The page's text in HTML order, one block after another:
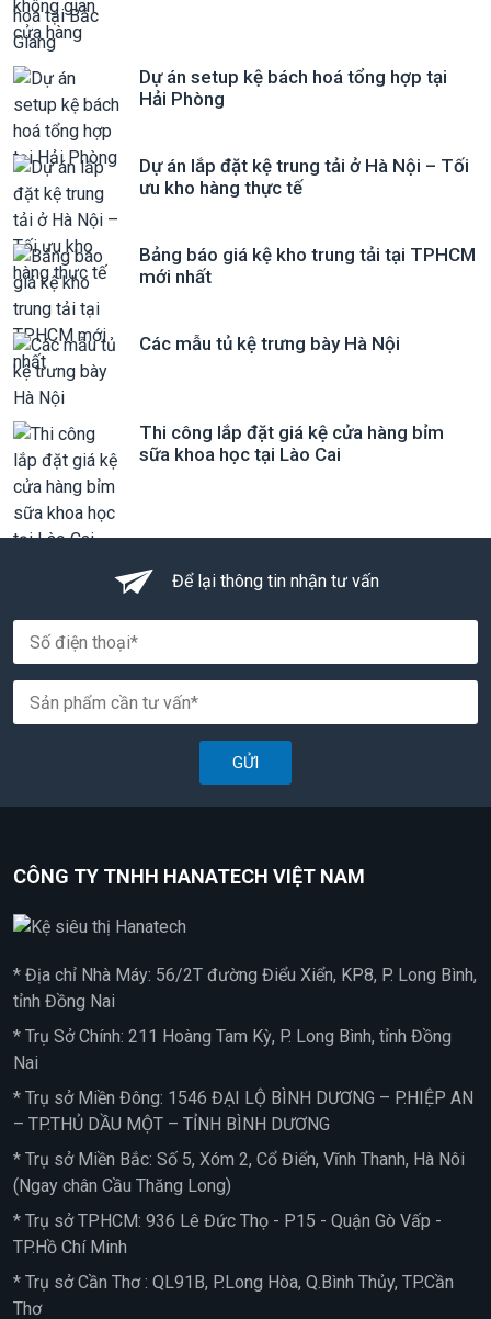
Dự án setup kệ bách hoá tổng hợp tại
Hải Phòng
Dự án lắp đặt kệ trung tải ở Hà Nội – Tối
ưu kho hàng thực tế
Bảng báo giá kệ kho trung tải tại TPHCM
mới nhất
Các mẫu tủ kệ trưng bày Hà Nội
Thi công lắp đặt giá kệ cửa hàng bỉm
sữa khoa học tại Lào Cai
Để lại thông tin nhận tư vấn
GỬI
CÔNG TY TNHH HANATECH VIỆT NAM
* Địa chỉ Nhà Máy: 56/2T đường Điểu Xiển, KP8, P. Long Bình,
tỉnh Đồng Nai
* Trụ Sở Chính: 211 Hoàng Tam Kỳ, P. Long Bình, tỉnh Đồng
Nai
* Trụ sở Miền Đông: 1546 ĐẠI LỘ BÌNH DƯƠNG – P.HIỆP AN
– TP.THỦ DẦU MỘT – TỈNH BÌNH DƯƠNG
* Trụ sở Miền Bắc: Số 5, Xóm 2, Cổ Điển, Vĩnh Thanh, Hà Nôi
(Ngay chân Cầu Thăng Long)
* Trụ sở TPHCM: 936 Lê Đức Thọ - P15 - Quận Gò Vấp -
TP.Hồ Chí Minh
* Trụ sở Cần Thơ : QL91B, P.Long Hòa, Q.Bình Thủy, TP.Cần
Thơ